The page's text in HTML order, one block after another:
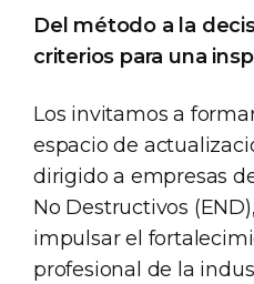
Del método a la
criterios para una
Los invitamos a
espacio de
dirigido a empresas
No Destructivos
impulsar el
profesional de la